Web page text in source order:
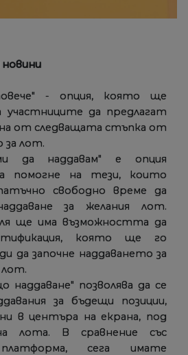
- опция, която ще
участниците да предлагат
от следващата стъпка от
за лот.
да наддавам" е опция
помогне на тези, които
свободно време да
за желания лот.
ще има възможността да
която ще го
да започне наддаването за
наддаване" позволява да се
за бъдещи позиции,
в центъра на екрана, под
лота. В сравнение със
сега имате